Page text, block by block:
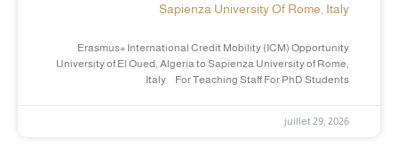
Sapienza University Of Rome, Italy
Erasmus+ International Credit Mobility (ICM) Opportunity
University of El Oued, Algeria to Sapienza University of Rome,
Italy For Teaching Staff For PhD Students
juillet 29, 2026